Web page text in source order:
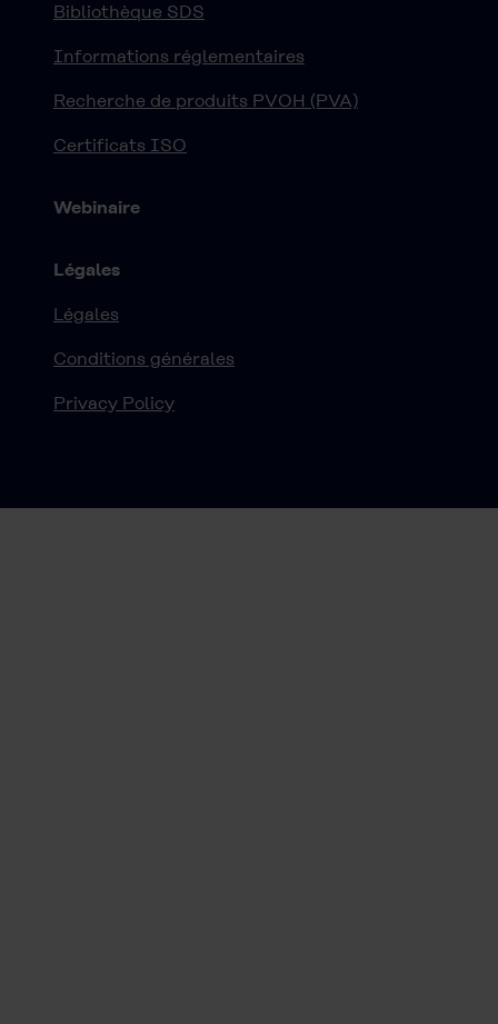
Bibliothèque SDS
Informations réglementaires
Recherche de produits PVOH (PVA)
Certificats ISO
Webinaire
Légales
Légales
Conditions générales
Privacy Policy